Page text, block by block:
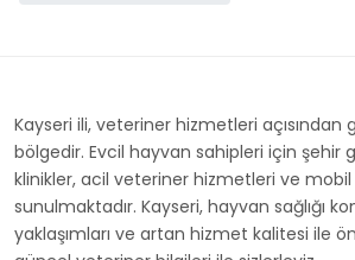
Kayseri ili, veteriner hizmetleri
bölgedir. Evcil hayvan sahipleri için şehir
klinikler, acil veteriner hizmetleri ve
sunulmaktadır. Kayseri, hayvan sağlığı
yaklaşımları ve artan hizmet kalitesi ile